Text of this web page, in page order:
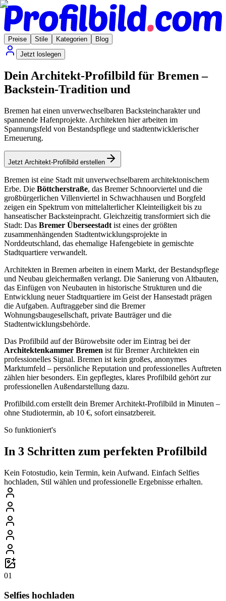
Preise Stile Kategorien
Blog
Jetzt loslegen
Dein Architekt-Profilbild für Bremen –
Backstein-Tradition und
Bremen hat einen unverwechselbaren Backsteincharakter und
spannende Hafenprojekte. Architekten hier arbeiten im
Spannungsfeld von Bestandspflege und stadtentwicklerischer
Erneuerung.
Jetzt Architekt-Profilbild erstellen
Bremen ist eine Stadt mit unverwechselbarem architektonischem
Erbe. Die Böttcherstraße, das Bremer Schnoorviertel und die
großbürgerlichen Villenviertel in Schwachhausen und Borgfeld
zeigen ein Spektrum von mittelalterlicher Kleinteiligkeit bis zu
hanseatischer Backsteinpracht. Gleichzeitig transformiert sich die
Stadt: Das Bremer Überseestadt ist eines der größten
zusammenhängenden Stadtentwicklungsprojekte in
Norddeutschland, das ehemalige Hafengebiete in gemischte
Stadtquartiere verwandelt.
Architekten in Bremen arbeiten in einem Markt, der Bestandspflege
und Neubau gleichermaßen verlangt. Die Sanierung von Altbauten,
das Einfügen von Neubauten in historische Strukturen und die
Entwicklung neuer Stadtquartiere im Geist der Hansestadt prägen
die Aufgaben. Auftraggeber sind die Bremer
Wohnungsbaugesellschaft, private Bauträger und die
Stadtentwicklungsbehörde.
Das Profilbild auf der Bürowebsite oder im Eintrag bei der
Architektenkammer Bremen ist für Bremer Architekten ein
professionelles Signal. Bremen ist kein großes, anonymes
Marktumfeld – persönliche Reputation und professionelles Auftreten
zählen hier besonders. Ein gepflegtes, klares Profilbild gehört zur
professionellen Außendarstellung dazu.
Profilbild.com erstellt dein Bremer Architekt-Profilbild in Minuten –
ohne Studiotermin, ab 10 €, sofort einsatzbereit.
So funktioniert's
In 3 Schritten zum perfekten Profilbild
Kein Fotostudio, kein Termin, kein Aufwand. Einfach Selfies
hochladen, Stil wählen und professionelle Ergebnisse erhalten.
01
Selfies hochladen